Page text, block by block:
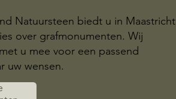
Natuursteen biedt u in Maastricht
over grafmonumenten. Wij
u mee voor een passend
uw wensen.